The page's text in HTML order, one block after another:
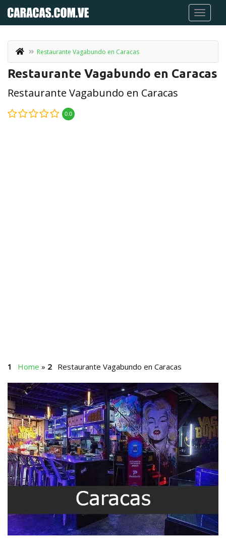
Restaurante Vagabundo en Caracas
Restaurante Vagabundo en Caracas
Restaurante Vagabundo en Caracas
0.0
Home » Restaurante Vagabundo en Caracas